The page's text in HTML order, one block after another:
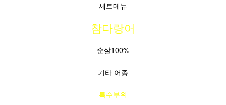
세트메뉴
참다랑어
순살100%
기타 어종
특수부위